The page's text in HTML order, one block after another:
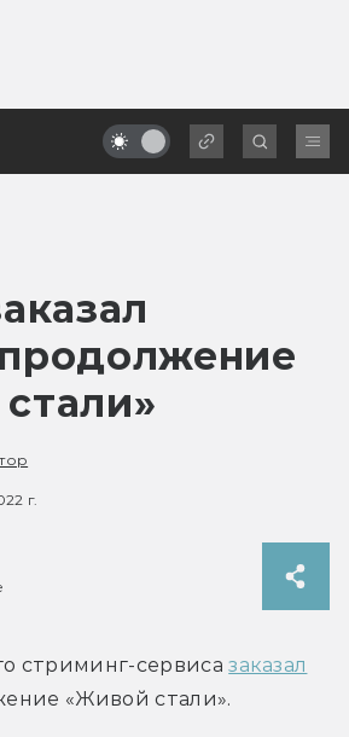
г.
стриминг-сервиса заказал
«Живой стали».